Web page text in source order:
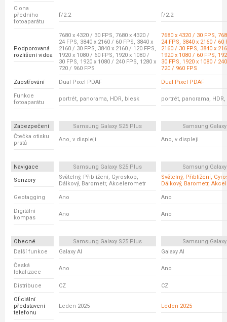
Clona
předního
fotoaparátu
f/2.2 f/2.2
Podporovaná
rozlišení videa
7680 x 4320 / 30 FPS, 7680 x 4320 /
24 FPS, 3840 x 2160 / 60 FPS, 3840 x
2160 / 30 FPS, 3840 x 2160 / 120 FPS,
1920 x 1080 / 60 FPS, 1920 x 1080 /
30 FPS, 1920 x 1080 / 240 FPS, 1280 x
720 / 960 FPS
7680 x 4320 / 30 FPS,
24 FPS, 3840 x 2160 / 60
2160 / 30 FPS, 3840 x
1920 x 1080 / 60 FPS,
30 FPS, 1920 x 1080 /
720 / 960 FPS
Zaostřování Dual Pixel PDAF Dual Pixel PDAF
Funkce
fotoaparátu
portrét, panorama, HDR, blesk portrét, panorama,
Zabezpečení Samsung Galaxy S25 Plus
Samsung Galaxy
Čtečka otisku
prstů
Ano, v displeji Ano, v displeji
Navigace Samsung Galaxy S25 Plus
Samsung Galaxy
Senzory
Světelný, Přiblížení, Gyroskop,
Dálkový, Barometr, Akcelerometr
Světelný, Přiblížení,
Dálkový, Barometr,
Geotagging Ano Ano
Digitální
kompas
Ano Ano
Obecné Samsung Galaxy S25 Plus
Samsung Galaxy
Další funkce
Galaxy AI Galaxy AI
Česká
lokalizace
Ano Ano
Distribuce CZ CZ
Oficiální
představení
telefonu
Leden 2025 Leden 2025